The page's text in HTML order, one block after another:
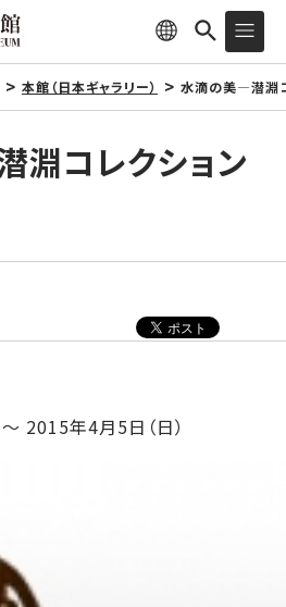
本館（日本ギャラリー） 水滴の美―潜淵
コレクション
2015年4月5日（日）